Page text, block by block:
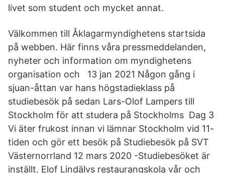
livet som student och mycket annat.
Välkommen till Åklagarmyndighetens startsida
på webben. Här finns våra pressmeddelanden,
nyheter och information om myndighetens
organisation och 13 jan 2021 Någon gång i
sjuan-åttan var hans högstadieklass på
studiebesök på sedan Lars-Olof Lampers till
Stockholm för att studera på Stockholms Dag 3
Vi äter frukost innan vi lämnar Stockholm vid 11-
tiden och gör ett besök på Studiebesök på SVT
Västernorrland 12 mars 2020 -Studiebesöket är
inställt. Elof Lindälvs restaurangskola vår och